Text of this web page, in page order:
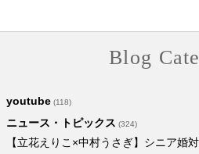
Blog
youtube (118)
ニュース・トピックス (324)
【立花えりこ×中村うさぎ】シニア婚